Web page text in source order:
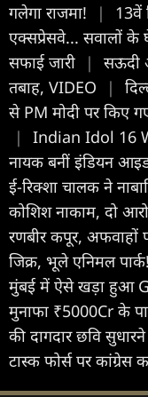
गलेगा राजमा!
|
13वें
एक्सप्रेसवे... सवालों के
सफाई जारी
|
सऊदी
तबाह, VIDEO
|
से PM मोदी पर किए गए
|
Indian Idol 16
नायक बनीं इंडियन
ई-रिक्शा चालक ने
कोशिश नाकाम, दो
रणबीर कपूर, अफवाहों
जिक्र, भूले एनिमल पार्क!
मुंबई में ऐसे खड़ा हुआ
मुनाफा ₹5000Cr के
की दागदार छवि सुधारने
टास्क फोर्स पर कांग्रेस